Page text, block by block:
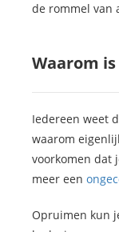
de rommel van
Waarom
Iedereen weet
waarom
voorkomen dat
meer een
Opruimen kun